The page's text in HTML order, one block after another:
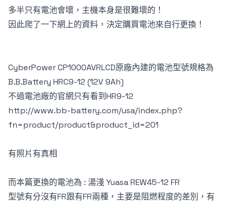
多半只有電池會壞，主機本身是很難壞的！
因此爬了一下網上的資料，決定購買電池來自行更換！
CyberPower CP1000AVRLCD原廠內建的電池型號規格為
B.B.Battery HRC9-12 (12V 9Ah)
不過電池廠的官網只有看到HR9-12
http://www.bb-battery.com/usa/index.php?
fn=product/product&product_id=201
有照片有真相
而本篇更換的電池為 : 湯淺 Yuasa REW45-12 FR
型號有分沒有FR跟有FR兩種，主要是阻燃程度的差別，有